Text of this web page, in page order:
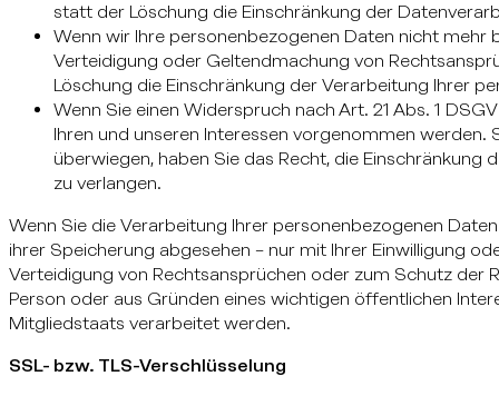
statt der Löschung die Einschränkung der
Wenn wir Ihre personenbezogenen Daten nicht mehr
Verteidigung oder Geltendmachung von
Löschung die Einschränkung der Verarbeitung Ihrer
Wenn Sie einen Widerspruch nach Art. 21 Abs. 1
Ihren und unseren Interessen vorgenommen
überwiegen, haben Sie das Recht, die
zu verlangen.
Wenn Sie die Verarbeitung Ihrer personenbezogenen
ihrer Speicherung abgesehen – nur mit Ihrer Einwilligung
Verteidigung von Rechtsansprüchen oder zum Schutz der
Person oder aus Gründen eines wichtigen öffentlichen
Mitgliedstaats verarbeitet werden.
SSL- bzw. TLS-Verschlüsselung